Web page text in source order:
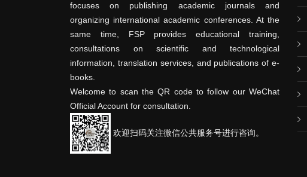
focuses on publishing academic journals and
organizing international academic conferences. At the
same time, FSP provides educational training,
consultations on scientific and technological
information, translation services, and publications of e-
books.
Welcome to scan the QR code to follow our WeChat
Official Account for consultation.
欢迎扫码关注微信公共服务号进行咨询。